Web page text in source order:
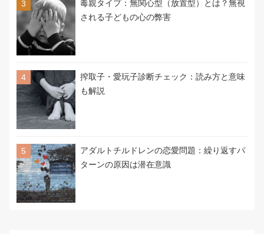
毒親タイプ：無関心型（放置型）とは？無視
される子どもの心の弊害
搾取子・愛玩子診断チェック：読み方と意味
も解説
アダルトチルドレンの恋愛問題：繰り返すパ
ターンの原因は潜在意識